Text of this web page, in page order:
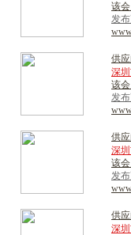
该
发
供应
深
该
发
供应
深
该
发
供应
深